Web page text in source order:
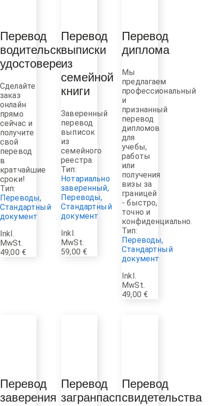
Перевод
водительского
удостоверения
Сделайте
заказ
онлайн
прямо
сейчас и
получите
свой
перевод
в
кратчайшие
сроки!
Тип:
Переводы,
Стандартный
документ
49,00 €
Inkl.
MwSt.
Перевод
выписки
из
семейной
книги
Заверенный
перевод
выписок
из
семейного
реестра.
Тип:
Нотариально
заверенный,
Переводы,
Стандартный
документ
59,00 €
Inkl.
MwSt.
Перевод
диплома
Мы
предлагаем
профессиональный
и
признанный
перевод
дипломов
для
учебы,
работы
или
получения
визы за
границей
- быстро,
точно и
конфиденциально.
Тип:
Переводы,
Стандартный
документ
49,00 €
Inkl.
MwSt.
Перевод
заверения
Перевод
загранпаспорта
Перевод
свидетельства